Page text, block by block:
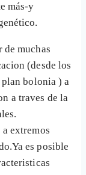
más-y
muchas
(desde los
bolonia ) a
a traves de la
extremos
es posible